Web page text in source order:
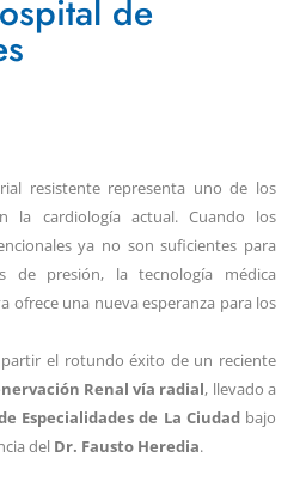
de
resistente representa uno de los
la cardiología actual. Cuando los
ya no son suficientes para
de presión, la tecnología médica
ofrece una nueva esperanza para los
el rotundo éxito de un reciente
Renal vía radial, llevado a
Especialidades de La Ciudadbajo
del Dr. Fausto Heredia.